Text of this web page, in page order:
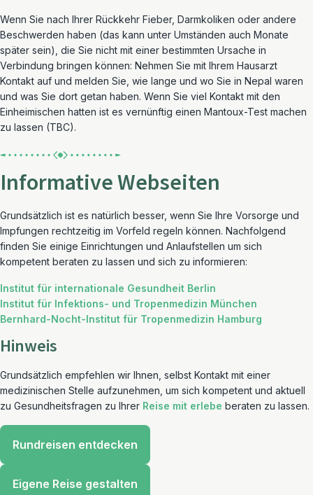
Wenn Sie nach Ihrer Rückkehr Fieber, Darmkoliken oder andere
Beschwerden haben (das kann unter Umständen auch Monate
später sein), die Sie nicht mit einer bestimmten Ursache in
Verbindung bringen können: Nehmen Sie mit Ihrem Hausarzt
Kontakt auf und melden Sie, wie lange und wo Sie in Nepal waren
und was Sie dort getan haben. Wenn Sie viel Kontakt mit den
Einheimischen hatten ist es vernünftig einen Mantoux-Test machen
zu lassen (TBC).
Informative Webseiten
Grundsätzlich ist es natürlich besser, wenn Sie Ihre Vorsorge und
Impfungen rechtzeitig im Vorfeld regeln können. Nachfolgend
finden Sie einige Einrichtungen und Anlaufstellen um sich
kompetent beraten zu lassen und sich zu informieren:
Institut für internationale Gesundheit Berlin
Institut für Infektions- und Tropenmedizin München
Bernhard-Nocht-Institut für Tropenmedizin Hamburg
Hinweis
Grundsätzlich empfehlen wir Ihnen, selbst Kontakt mit einer
medizinischen Stelle aufzunehmen, um sich kompetent und aktuell
zu Gesundheitsfragen zu Ihrer Reise mit erlebe beraten zu lassen.
Rundreisen entdecken
Eigene Reise gestalten